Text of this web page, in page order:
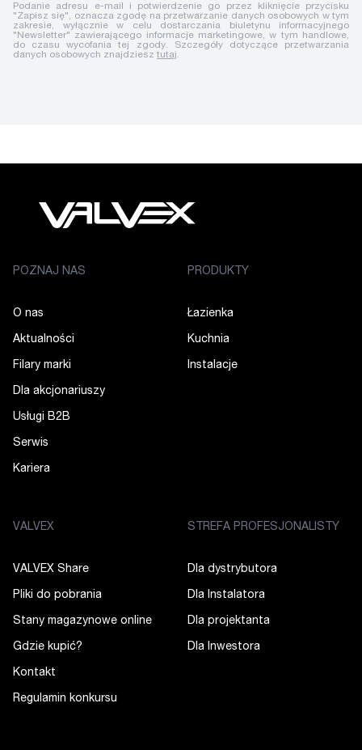
Podanie adresu e-mail i potwierdzenie go przez kliknięcie przycisku
"Zapisz się", oznacza zgodę na przetwarzanie danych osobowych w tym
zakresie, wyłącznie w celu dostarczania biuletynu informacyjnego
"Newsletter" zawierającego informacje marketingowe, w tym handlowe,
do czasu wycofania tej zgody. Szczegóły dotyczące przetwarzania
danych osobowych znajdziesz tutaj.
POZNAJ NAS
O nas
Aktualności
Filary marki
Dla akcjonariuszy
Usługi B2B
Serwis
Kariera
PRODUKTY
Łazienka
Kuchnia
Instalacje
VALVEX
VALVEX Share
Pliki do pobrania
Stany magazynowe online
Gdzie kupić?
Kontakt
Regulamin konkursu
STREFA PROFESJONALISTY
Dla dystrybutora
Dla Instalatora
Dla projektanta
Dla Inwestora